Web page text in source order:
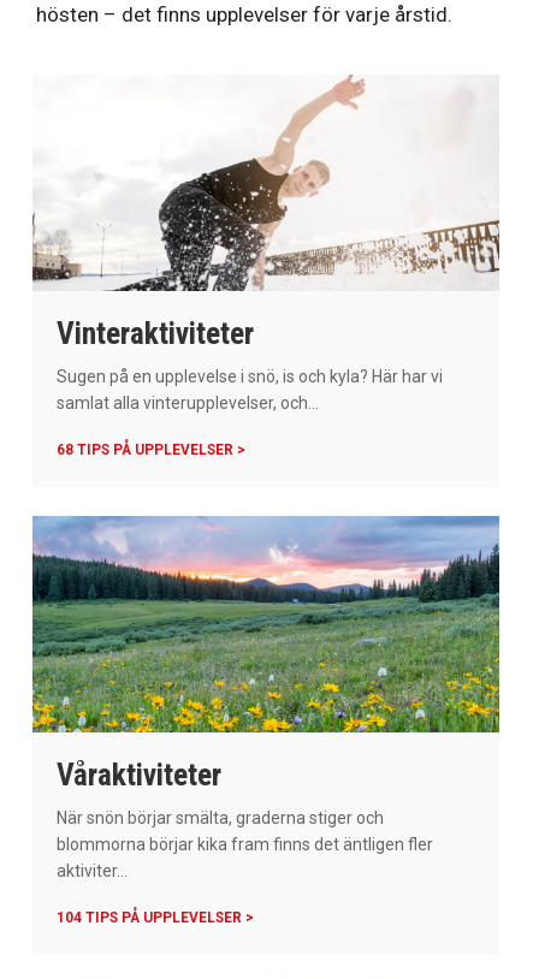
hösten – det finns upplevelser för varje årstid.
Vinteraktiviteter
Sugen på en upplevelse i snö, is och kyla? Här har vi
samlat alla vinterupplevelser, och...
68 TIPS PÅ UPPLEVELSER >
Våraktiviteter
När snön börjar smälta, graderna stiger och
blommorna börjar kika fram finns det äntligen fler
aktiviter...
104 TIPS PÅ UPPLEVELSER >